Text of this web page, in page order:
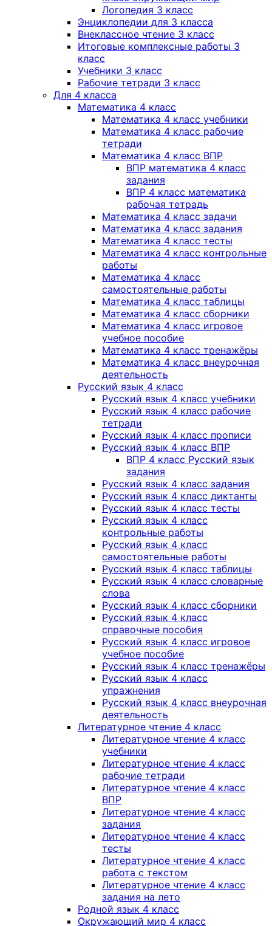
Логопедия 3 класс
Энциклопедии для 3 класса
Внеклассное чтение 3 класс
Итоговые комплексные работы 3
класс
Учебники 3 класс
Рабочие тетради 3 класс
Для 4 класса
Математика 4 класс
Математика 4 класс учебники
Математика 4 класс рабочие
тетради
Математика 4 класс ВПР
ВПР математика 4 класс
задания
ВПР 4 класс математика
рабочая тетрадь
Математика 4 класс задачи
Математика 4 класс задания
Математика 4 класс тесты
Математика 4 класс контрольные
работы
Математика 4 класс
самостоятельные работы
Математика 4 класс таблицы
Математика 4 класс сборники
Математика 4 класс игровое
учебное пособие
Математика 4 класс тренажёры
Математика 4 класс внеурочная
деятельность
Русский язык 4 класс
Русский язык 4 класс учебники
Русский язык 4 класс рабочие
тетради
Русский язык 4 класс прописи
Русский язык 4 класс ВПР
ВПР 4 класс Русский язык
задания
Русский язык 4 класс задания
Русский язык 4 класс диктанты
Русский язык 4 класс тесты
Русский язык 4 класс
контрольные работы
Русский язык 4 класс
самостоятельные работы
Русский язык 4 класс таблицы
Русский язык 4 класс словарные
слова
Русский язык 4 класс сборники
Русский язык 4 класс
справочные пособия
Русский язык 4 класс игровое
учебное пособие
Русский язык 4 класс тренажёры
Русский язык 4 класс
упражнения
Русский язык 4 класс внеурочная
деятельность
Литературное чтение 4 класс
Литературное чтение 4 класс
учебники
Литературное чтение 4 класс
рабочие тетради
Литературное чтение 4 класс
ВПР
Литературное чтение 4 класс
задания
Литературное чтение 4 класс
тесты
Литературное чтение 4 класс
работа с текстом
Литературное чтение 4 класс
задания на лето
Родной язык 4 класс
Окружающий мир 4 класс